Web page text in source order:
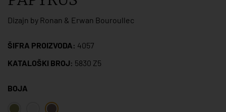
Dizajn by Ronan & Erwan Bouroullec
ŠIFRA PROIZVODA: 4057
KATALOŠKI BROJ: 5830 Z5
BOJA